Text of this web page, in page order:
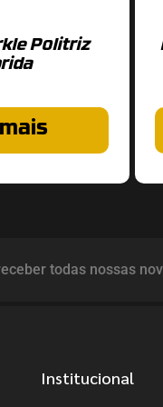
Politriz
todas nossas
Institucional